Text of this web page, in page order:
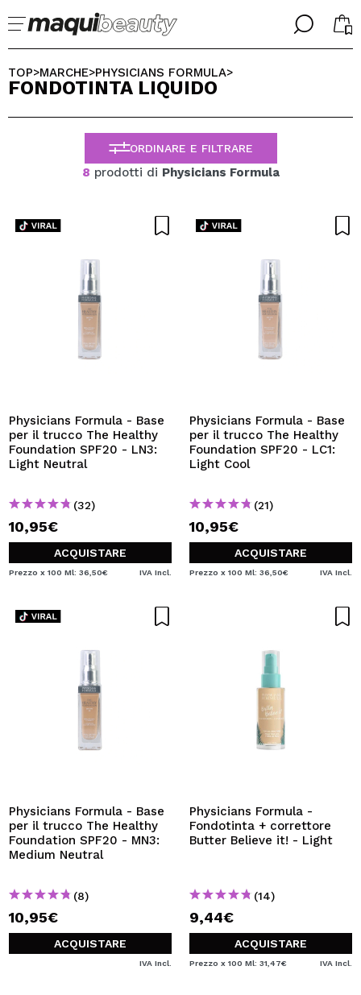
╳
Sono già #maquilover, ho un account
Ha dimenticato la password?
Non ho un account qui
VOGLIO REGISTRARMI
acquisti velocemente, controllare lo stato dei tuoi ordini e
consultare le tue operazioni precedenti.
╳
SELEZIONA LA TUA LINGUA
ITALIANO
ESPAÑOL
ENGLISH
FRANCES
TOP>MARCHE>PHYSICIANS FORMULA>
FONDOTINTA LIQUIDO
ORDINARE E FILTRARE
8 prodotti di Physicians Formula
Physicians Formula - Base
per il trucco The Healthy
Foundation SPF20 - LN3:
Light Neutral
(32)
10,95€
ACQUISTARE
Prezzo x 100 Ml: 36,50€ IVA Incl.
Physicians Formula - Base
per il trucco The Healthy
Foundation SPF20 - LC1:
Light Cool
(21)
10,95€
ACQUISTARE
Prezzo x 100 Ml: 36,50€ IVA Incl.
Physicians Formula - Base
per il trucco The Healthy
Foundation SPF20 - MN3:
Medium Neutral
(8)
10,95€
ACQUISTARE
IVA Incl.
Physicians Formula -
Fondotinta + correttore
Butter Believe it! - Light
(14)
9,44€
ACQUISTARE
Prezzo x 100 Ml: 31,47€ IVA Incl.